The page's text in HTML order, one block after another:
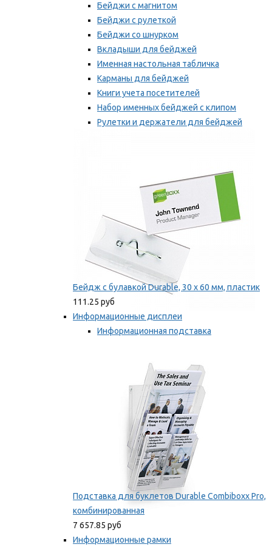
Бейджи с магнитом
Бейджи с рулеткой
Бейджи со шнурком
Вкладыши для бейджей
Именная настольная табличка
Карманы для бейджей
Книги учета посетителей
Набор именных бейджей с клипом
Рулетки и держатели для бейджей
Бейдж с булавкой Durable, 30 х 60 мм, пластик
111.25 руб
Информационные дисплеи
Информационная подставка
Подставка для буклетов Durable Combiboxx Pro,
комбинированная
7 657.85 руб
Информационные рамки